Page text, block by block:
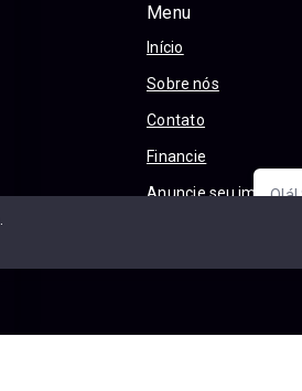
Olá!
Menu
Início
Sobre nós
Contato
Financie
Anuncie seu imóvel